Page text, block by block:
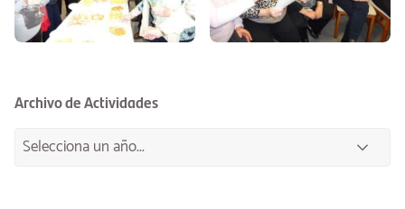
Archivo de Actividades